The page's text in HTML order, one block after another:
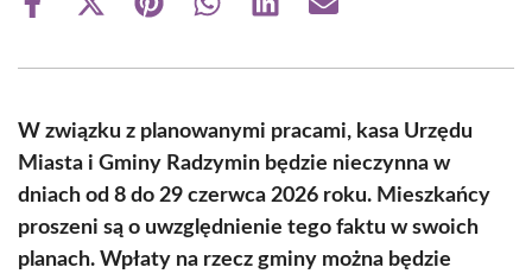
Share
Share
(Twitter)
Share Share Share Share
W związku z planowanymi pracami, kasa Urzędu
Miasta i Gminy Radzymin będzie nieczynna w
dniach od 8 do 29 czerwca 2026 roku. Mieszkańcy
proszeni są o uwzględnienie tego faktu w swoich
planach. Wpłaty na rzecz gminy można będzie